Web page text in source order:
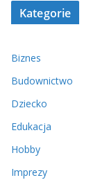
Kategorie
Biznes
Budownictwo
Dziecko
Edukacja
Hobby
Imprezy